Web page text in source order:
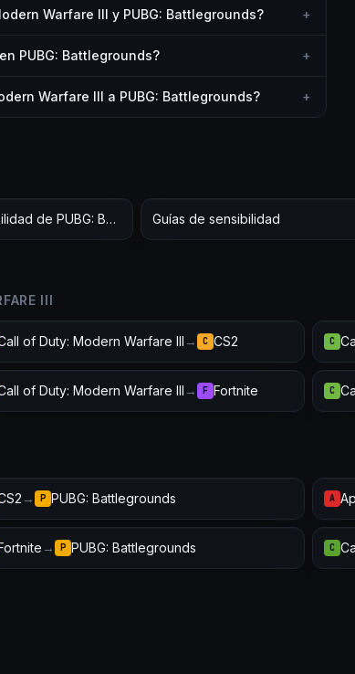
Warfare III y PUBG: Battlegrounds? +
PUBG: Battlegrounds? +
Warfare III a PUBG: Battlegrounds? +
Hub de sensibilidad de PUBG: Battlegrounds Guías de sensibilidad
III
of Duty: Modern Warfare III → C CS2 C
of Duty: Modern Warfare III → F Fortnite C
→ P PUBG: Battlegrounds A
→ P PUBG: Battlegrounds C